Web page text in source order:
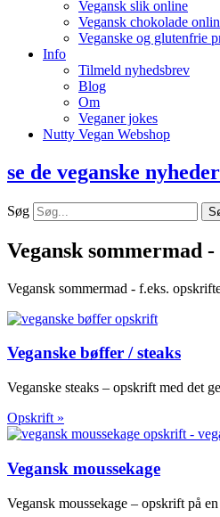
Vegansk slik online
Vegansk chokolade
Veganske og glutenfrie
Info
Tilmeld nyhedsbrev
Blog
Om
Veganer jokes
Nutty Vegan Webshop
se de veganske
Søg
Vegansk sommermad
Vegansk sommermad - f.eks.
Veganske bøffer / steaks
Veganske steaks – opskrift med det
Opskrift »
Vegansk moussekage
Vegansk moussekage – opskrift på